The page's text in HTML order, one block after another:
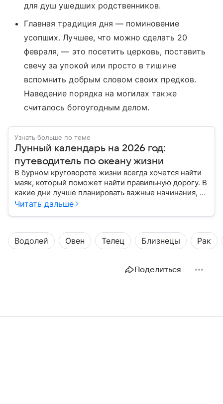
для душ ушедших родственников.
Главная традиция дня — поминовение
усопших. Лучшее, что можно сделать 20
февраля, — это посетить церковь, поставить
свечу за упокой или просто в тишине
вспомнить добрым словом своих предков.
Наведение порядка на могилах также
считалось богоугодным делом.
Узнать больше по теме
Лунный календарь на 2026 год:
путеводитель по океану жизни
В бурном круговороте жизни всегда хочется найти
маяк, который поможет найти правильную дорогу. В
какие дни лучше планировать важные начинания, а
когда стоит уделить больше внимания
Читать дальше
Водолей Овен Телец Близнецы Рак
Поделиться